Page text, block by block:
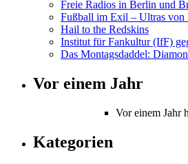
Freie Radios in Berlin und
Fußball im Exil – Ultras
Hail to the Redskins
Institut für Fankultur (IfF)
Das Montagsdaddel:
Vor einem Jahr
Vor einem Jahr
Kategorien